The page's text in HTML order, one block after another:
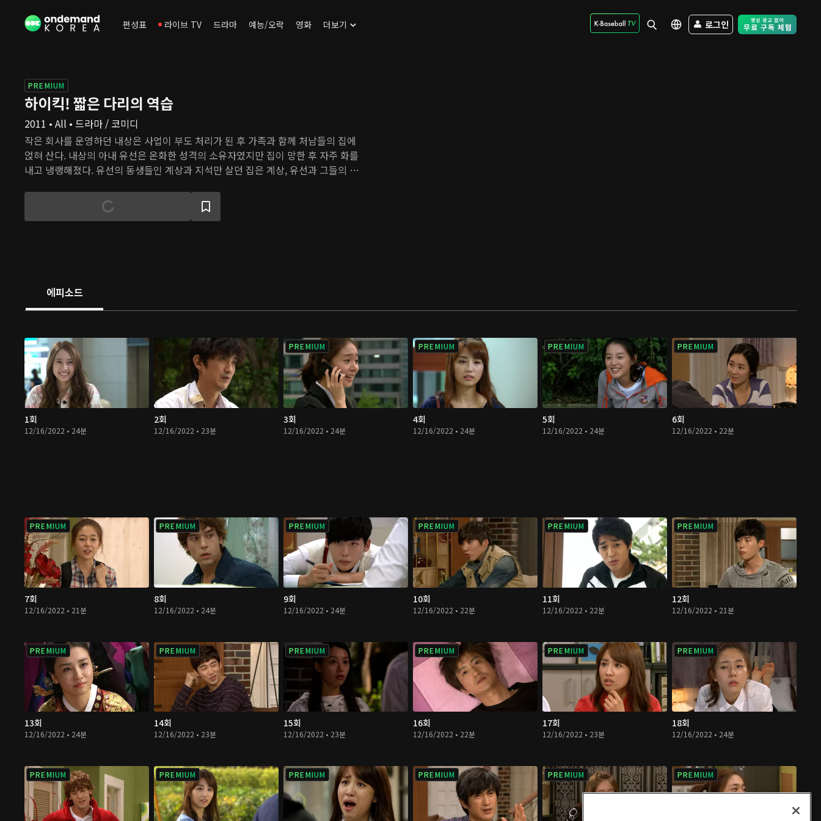
편성표 라이브 TV 드라마 예능/오락 영화 더보기 로그인 Free Trial -
PREMIUM
하이킥! 짧은 다리의 역습
2011 • All • 드라마 / 코미디
작은 회사를 운영하던 내상은 사업이 부도 처리가 된 후 가족과 함께 처남들의 집에
얹혀 산다. 내상의 아내 유선은 온화한 성격의 소유자였지만 집이 망한 후 자주 화를
내고 냉랭해졌다. 유선의 동생들인 계상과 지석만 살던 집은 계상, 유선과 그들의 아
선과 조카 지원, 후배 진희, 하선의 직장 동료인 줄리앤이 살고 있다. 지석, 하선, 줄리
앤이 일하는 학교에 종석, 수정, 지원이 다니게 되면서 두 가족은 사건으로 가득한 일
에피소드
1회
12/16/2022 • 24분
2회
12/16/2022 • 23분
PREMIUM
3회
12/16/2022 • 24분
PREMIUM
4회
12/16/2022 • 24분
PREMIUM
5회
12/16/2022 • 24분
PREMIUM
6회
12/16/2022 • 22분
PREMIUM
7회
12/16/2022 • 21분
PREMIUM
8회
12/16/2022 • 24분
PREMIUM
9회
12/16/2022 • 24분
PREMIUM
10회
12/16/2022 • 22분
PREMIUM
11회
12/16/2022 • 22분
PREMIUM
12회
12/16/2022 • 21분
PREMIUM
13회
12/16/2022 • 24분
PREMIUM
14회
12/16/2022 • 23분
PREMIUM
15회
12/16/2022 • 23분
PREMIUM
16회
12/16/2022 • 22분
PREMIUM
17회
12/16/2022 • 23분
PREMIUM
18회
12/16/2022 • 24분
PREMIUM PREMIUM PREMIUM PREMIUM PREMIUM PREMIUM